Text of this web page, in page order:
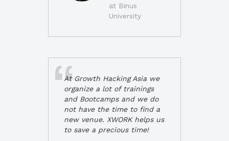
at Binus
University
At Growth Hacking Asia we
organize a lot of trainings
and Bootcamps and we do
not have the time to find a
new venue. XWORK helps us
to save a precious time!